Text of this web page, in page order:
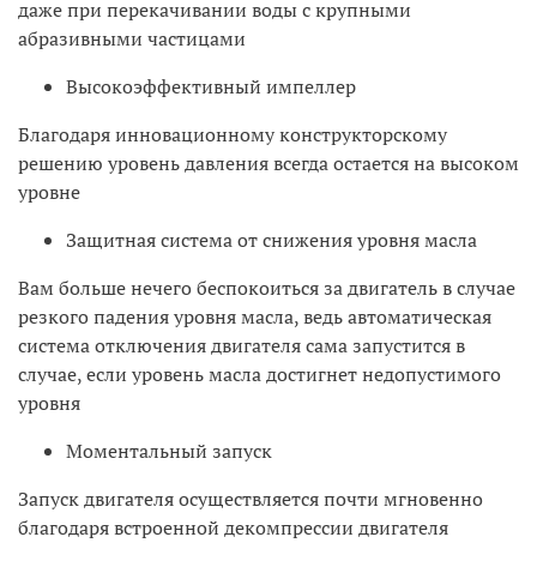
даже при перекачивании воды с крупными
абразивными частицами
Высокоэффективный импеллер
Благодаря инновационному конструкторскому
решению уровень давления всегда остается на высоком
уровне
Защитная система от снижения уровня масла
Вам больше нечего беспокоиться за двигатель в случае
резкого падения уровня масла, ведь автоматическая
система отключения двигателя сама запустится в
случае, если уровень масла достигнет недопустимого
уровня
Моментальный запуск
Запуск двигателя осуществляется почти мгновенно
благодаря встроенной декомпрессии двигателя